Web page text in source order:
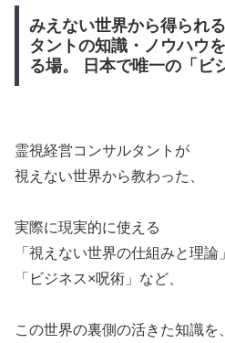
みえない世界から得られ
タントの知識・ノウハウ
る場。 日本で唯一の「ビ
霊視経営コンサルタントが
​視えない世界から教わった、
​実際に現実的に使える
​「視えない世界の仕組みと理論」
​「ビジネス×呪術」など、
​この世界の裏側の活きた知識を、